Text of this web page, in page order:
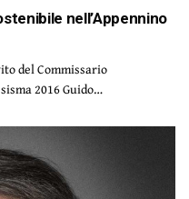
nell’Appennino
del Commissario
2016 Guido…